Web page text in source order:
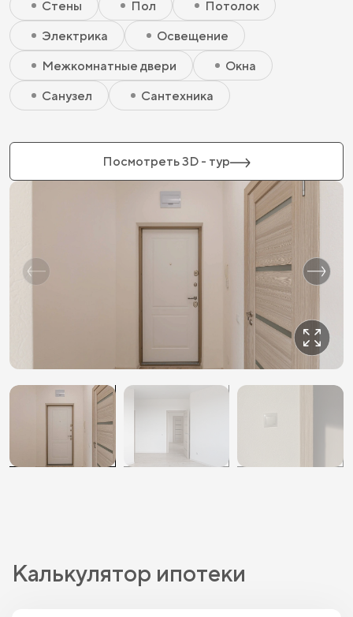
Стены
Пол
Потолок
Электрика
Освещение
Межкомнатные двери
Окна
Санузел
Сантехника
Посмотреть 3D - тур
Калькулятор ипотеки